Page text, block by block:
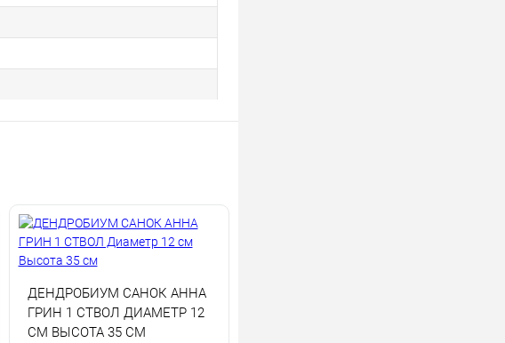
ДЕНДРОБИУМ САНОК АННА
ГРИН 1 СТВОЛ ДИАМЕТР 12
СМ ВЫСОТА 35 СМ